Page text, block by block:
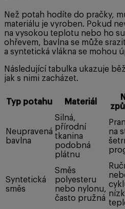
Než potah hodíte do pračky,
materiálu je vyroben. Pokud
na vysokou teplotu nebo ho
ohřevem, bavlna se může
a syntetická vlákna se mohou
Následující tabulka ukazuje
jak s nimi zacházet.
Typ potahu Materiál
Neupravená
bavlna
Silná,
přírodní
tkanina
podobná
plátnu
na
Syntetická
směs
Směs
polyesteru
nebo nylonu,
často pružná